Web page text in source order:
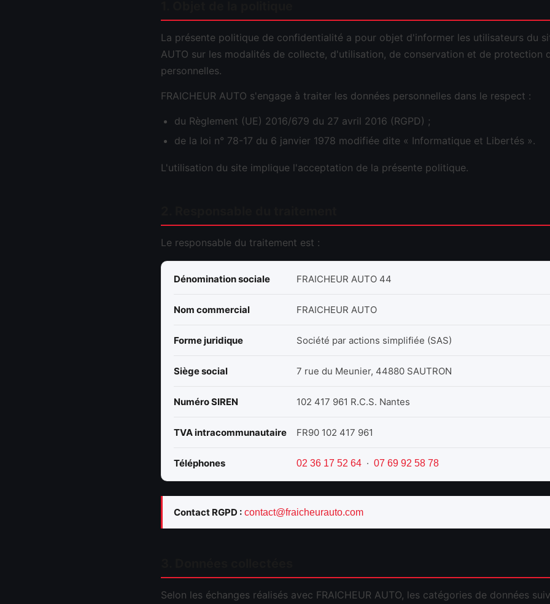
La présente politique de confidentialité a pour objet d'informer les utilisateurs du
AUTO sur les modalités de collecte, d'utilisation, de conservation et de protection
personnelles.
FRAICHEUR AUTO s'engage à traiter les données personnelles dans le respect :
du Règlement (UE) 2016/679 du 27 avril 2016 (RGPD) ;
de la loi n° 78-17 du 6 janvier 1978 modifiée dite « Informatique et Libertés ».
L'utilisation du site implique l'acceptation de la présente politique.
Le responsable du traitement est :
Dénomination sociale FRAICHEUR AUTO 44
Nom commercial FRAICHEUR AUTO
Forme juridique Société par actions simplifiée (SAS)
Siège social 7 rue du Meunier, 44880 SAUTRON
Numéro SIREN 102 417 961 R.C.S. Nantes
TVA intracommunautaire FR90 102 417 961
Téléphones 02 36 17 52 64 · 07 69 92 58 78
Contact RGPD : contact@fraicheurauto.com
Selon les échanges réalisés avec FRAICHEUR AUTO, les catégories de données